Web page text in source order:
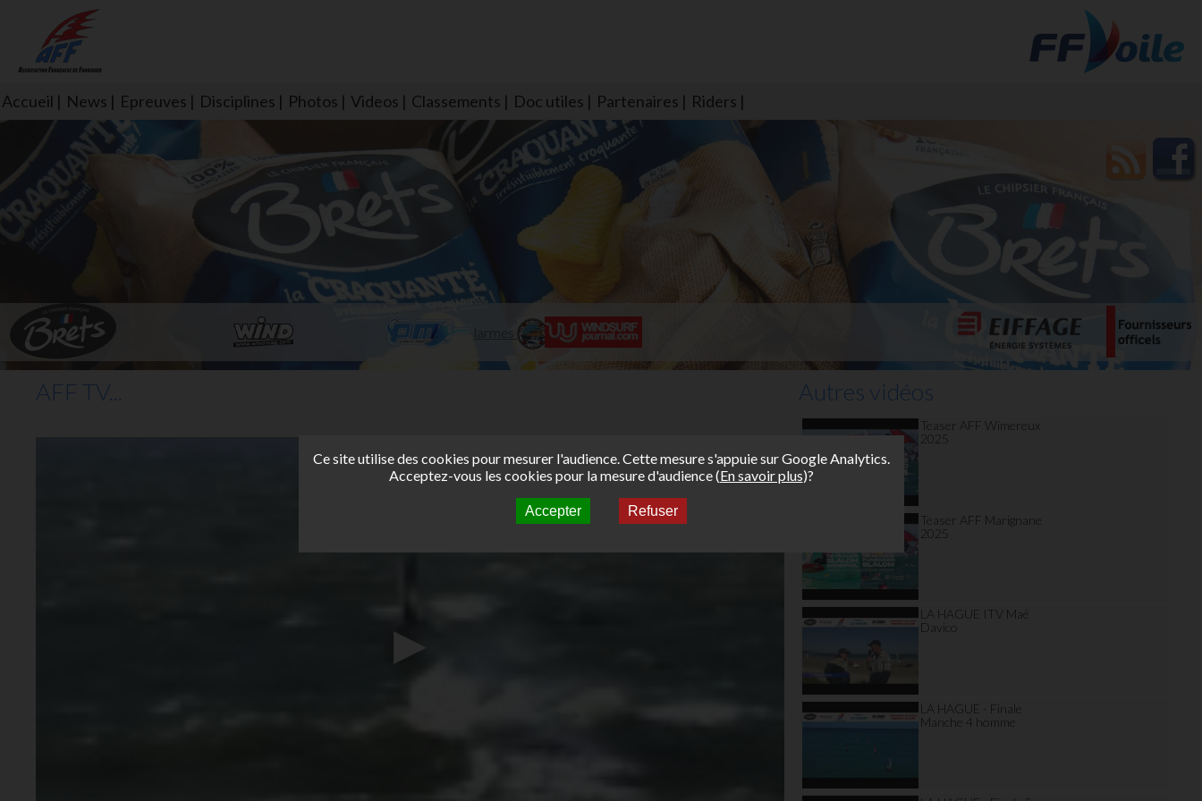
Accueil News Epreuves Disciplines Photos Videos Classements Doc utiles Partenaires Riders
L'aff soutient les SNS253 et SNS604 qui veillent sur nous pour que l'eau salée n'ait jamais le goût des
larmes
AFF TV... Autres vidéos
Teaser AFF Wimereux
2025
Teaser AFF Marignane
2025
LA HAGUE ITV Maé
Davico
LA HAGUE - Finale
Manche 4 homme
Ce site utilise des cookies pour mesurer l'audience. Cette mesure s'appuie sur Google Analytics.
Acceptez-vous les cookies pour la mesure d'audience (En savoir plus)?
Accepter Refuser